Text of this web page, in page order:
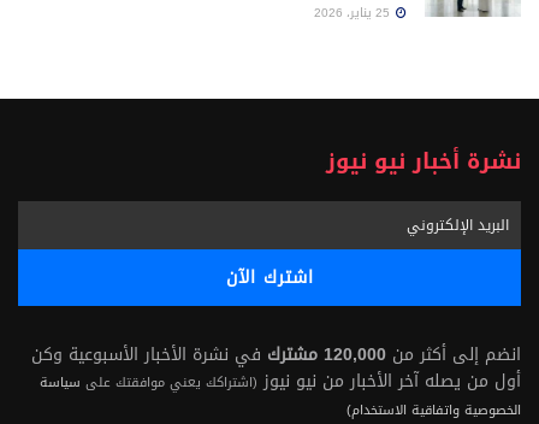
نشرة أخبار نيو نيوز
انضم إلى أكثر من 120,000 مشترك
في نشرة الأخبار الأسبوعية وكن
أول من يصله آخر الأخبار من نيو نيوز (اشتراكك يعني موافقتك على سياسة
الخصوصية واتفاقية الاستخدام)